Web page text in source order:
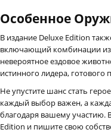
Особенное
В издание Deluxe Edition
включающий комбинации
невероятное ездовое
истинного лидера,
Не упустите шанс стать
каждый выбор важен, а
благодаря вашему участию.
Edition и пишите свою